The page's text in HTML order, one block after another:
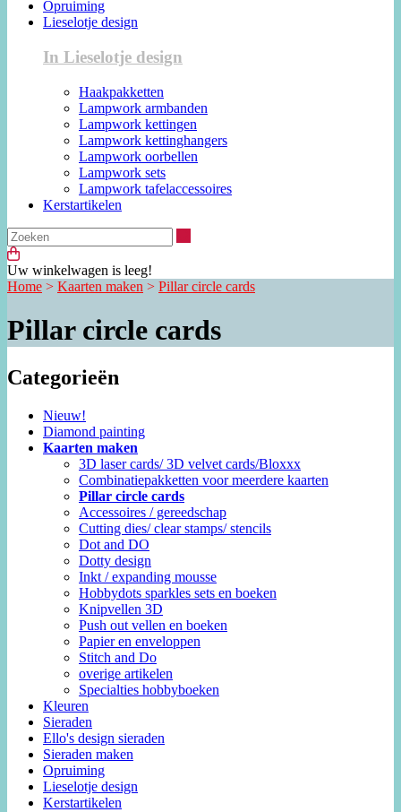
Opruiming
Lieselotje design
In Lieselotje design
Haakpakketten
Lampwork armbanden
Lampwork kettingen
Lampwork kettinghangers
Lampwork oorbellen
Lampwork sets
Lampwork tafelaccessoires
Kerstartikelen
Uw winkelwagen is leeg!
Home > Kaarten maken > Pillar circle cards
Pillar circle cards
Categorieën
Nieuw!
Diamond painting
Kaarten maken
3D laser cards/ 3D velvet cards/Bloxxx
Combinatiepakketten voor meerdere kaarten
Pillar circle cards
Accessoires / gereedschap
Cutting dies/ clear stamps/ stencils
Dot and DO
Dotty design
Inkt / expanding mousse
Hobbydots sparkles sets en boeken
Knipvellen 3D
Push out vellen en boeken
Papier en enveloppen
Stitch and Do
overige artikelen
Specialties hobbyboeken
Kleuren
Sieraden
Ello's design sieraden
Sieraden maken
Opruiming
Lieselotje design
Kerstartikelen